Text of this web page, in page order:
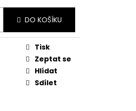
DO KOŠÍKU
Tisk
Zeptat se
Hlídat
Sdílet